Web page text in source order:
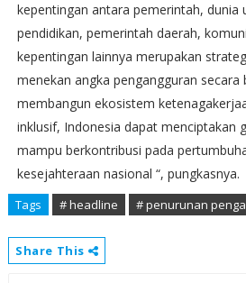
kepentingan antara pemerintah, dunia
pendidikan, pemerintah daerah,
kepentingan lainnya merupakan
menekan angka pengangguran secara
membangun ekosistem
inklusif, Indonesia dapat menciptakan
mampu berkontribusi pada
kesejahteraan nasional “, pungkasnya.
Tags # headline # penurunan
Share This